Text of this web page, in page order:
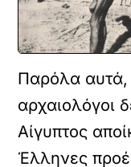
Παρόλα αυτά,
αρχαιολόγοι
Αίγυπτος
Έλληνες